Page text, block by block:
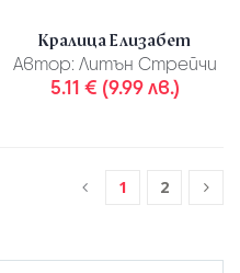
Кралица Елизабет
Автор: Литън Стрейчи
5.11 € (9.99 лв.)
1 2